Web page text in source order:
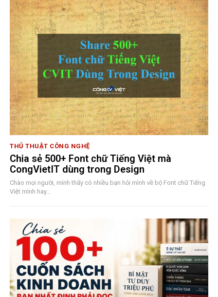
THỦ THUẬT CÔNG NGHỆ
Chia sẻ 500+ Font chữ Tiếng Việt mà
CongVietIT dùng trong Design
Chào mọi người, mình thấy có nhiều bạn hỏi mình về bộ Font chữ Tiếng
Việt mình hay...